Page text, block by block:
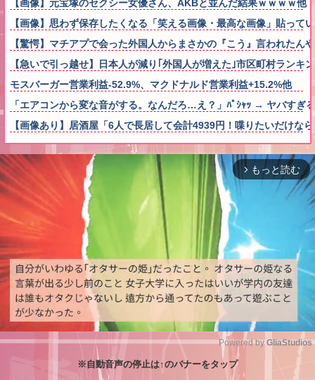
【画像】元宝塚のセクシー女優さん、AKBと並んだ結果ｗｗｗｗ他
【画像】思わず保存したくなる「笑える画像・最高な画像」貼って
【驚愕】マチアプで会った外国人からまさかの『こう』言われたん
【急いで引っ越せ】日本人が減り｢外国人が増えた｣市区町村ラン
モスバーガー営業利益-52.9%、マクドナルド営業利益+15.2%他
「エアコンから変な音がする。なんだろ…え？」ﾊﾟｼｬｯ → ヤバすぎ
【画像あり】居酒屋「6人で長居して会計4939円！喋りたいだけな
arrow_forward_ios もっと読む
Powered by GliaStudios
※自動音声の停止は↑のバナーをタップ